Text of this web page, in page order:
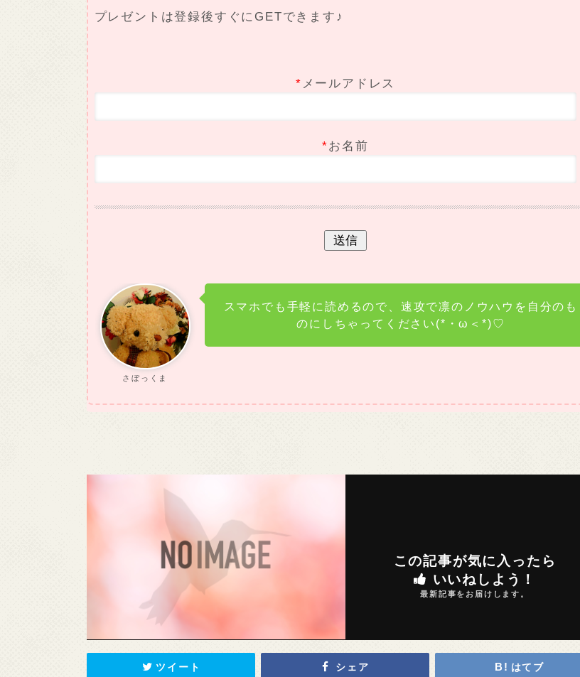
プレゼントは登録後すぐにGETできます♪
* メールアドレス
*お名前
さぼっくま
スマホでも手軽に読めるので、速攻で凛のノウハウを自分のも
のにしちゃってください(*・ω＜*)♡
この記事が気に入ったら
いいねしよう！
最新記事をお届けします。
ツイート シェア はてブ